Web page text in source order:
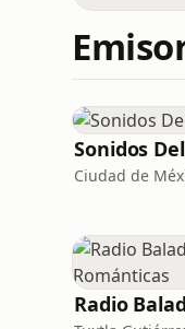
Sonidos
Ciudad de